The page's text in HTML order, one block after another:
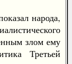
народа,
злом ему
Третьей